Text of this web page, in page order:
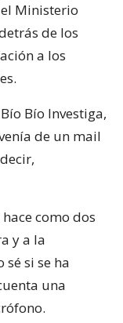
Ministerio
de los
a los
Bío Investiga,
de un mail
como dos
y a la
sé si se ha
una